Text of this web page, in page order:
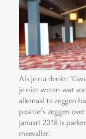
Als je nu denkt:
je niet weten wat
allemaal te zeggen
positiefs zeggen
januari 2018 is
meevaller.